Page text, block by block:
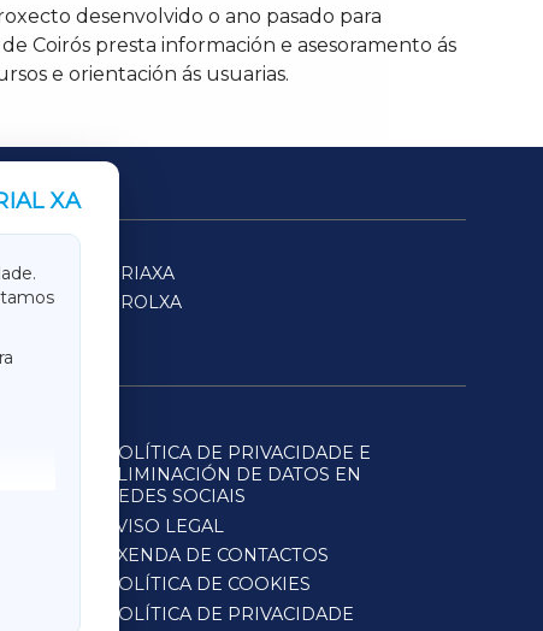
desenvolvido o ano pasado para
Coirós presta información e asesoramento ás
e orientación ás usuarias.
XA
SARRIAXA
FERROLXA
POLÍTICA DE PRIVACIDADE E
ELIMINACIÓN DE DATOS EN
REDES SOCIAIS
AVISO LEGAL
AXENDA DE CONTACTOS
POLÍTICA DE COOKIES
POLÍTICA DE PRIVACIDADE